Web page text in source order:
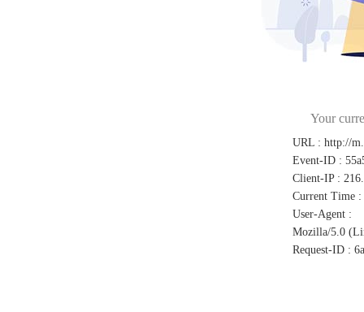
Your
URL : http://
Event-ID :
Client-IP :
Current Time :
User-Agent :
Mozilla/5.0
Request-ID :